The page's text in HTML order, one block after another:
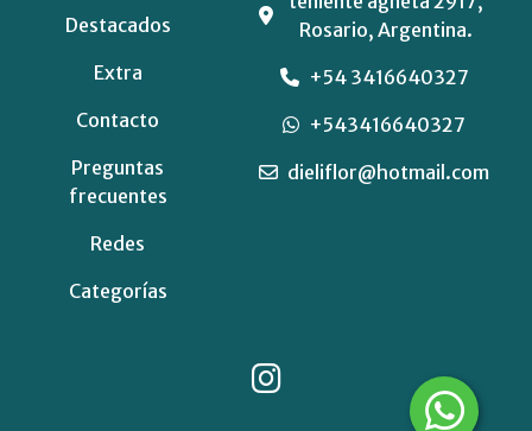
Destacados
Extra
Contacto
Preguntas
frecuentes
Redes
Categorías
Rosario, Argentina.
+54 3416640327
+543416640327
dieliflor@hotmail.com